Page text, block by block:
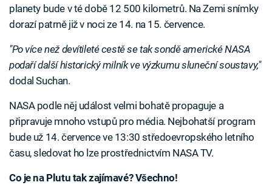
planety bude v té době 12 500 kilometrů. Na Zemi snímky
dorazí patrně již v noci ze 14. na 15. července.
"Po více než devítileté cestě se tak sondě americké NASA
podaří další historický milník ve výzkumu sluneční soustavy,"
dodal Suchan.
NASA podle něj událost velmi bohatě propaguje a
připravuje mnoho vstupů pro média. Nejbohatší program
bude už 14. července ve 13:30 středoevropského letního
času, sledovat ho lze prostřednictvím NASA TV.
Co je na Plutu tak zajímavé? Všechno!